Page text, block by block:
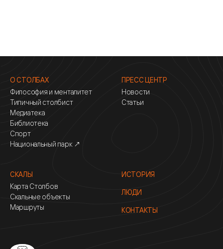
О СТОЛБАХ
Философия и менталитет
Типичный столбист
Медиатека
Библиотека
Спорт
Национальный парк ↗
ПРЕСС ЦЕНТР
Новости
Статьи
СКАЛЫ
Карта Столбов
Скальные объекты
Маршруты
ИСТОРИЯ
ЛЮДИ
КОНТАКТЫ